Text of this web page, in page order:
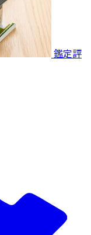
鑑定評